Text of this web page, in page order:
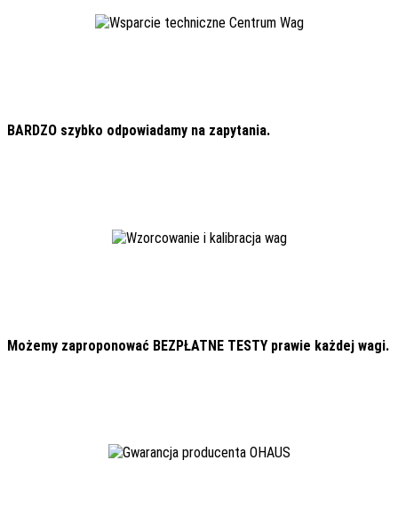
BARDZO szybko odpowiadamy na zapytania.
Możemy zaproponować BEZPŁATNE TESTY prawie każdej wagi.